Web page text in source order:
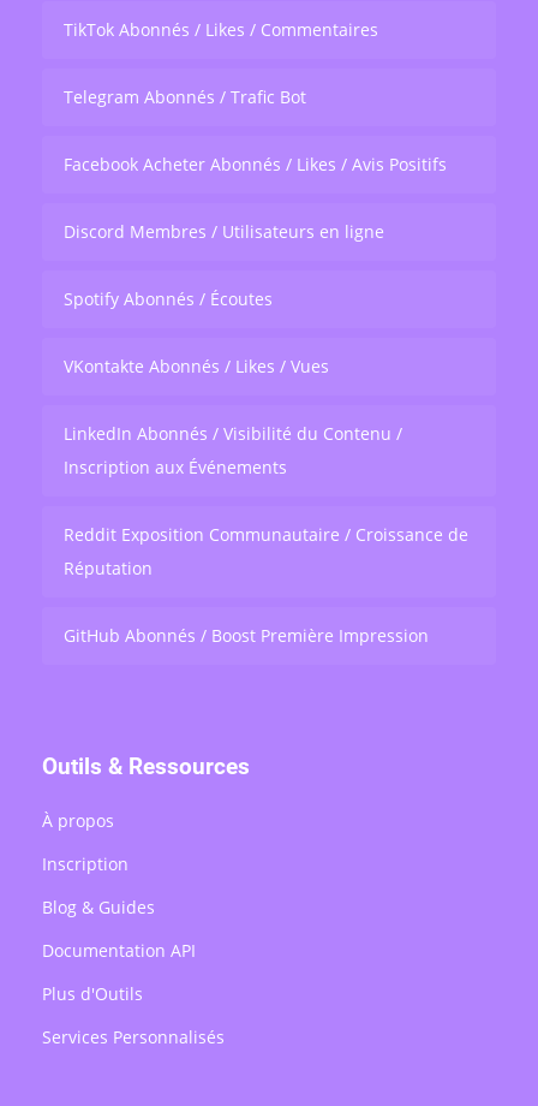
TikTok Abonnés / Likes / Commentaires
Telegram Abonnés / Trafic Bot
Facebook Acheter Abonnés / Likes / Avis Positifs
Discord Membres / Utilisateurs en ligne
Spotify Abonnés / Écoutes
VKontakte Abonnés / Likes / Vues
LinkedIn Abonnés / Visibilité du Contenu /
Inscription aux Événements
Reddit Exposition Communautaire / Croissance de
Réputation
GitHub Abonnés / Boost Première Impression
Outils & Ressources
À propos
Inscription
Blog & Guides
Documentation API
Plus d'Outils
Services Personnalisés